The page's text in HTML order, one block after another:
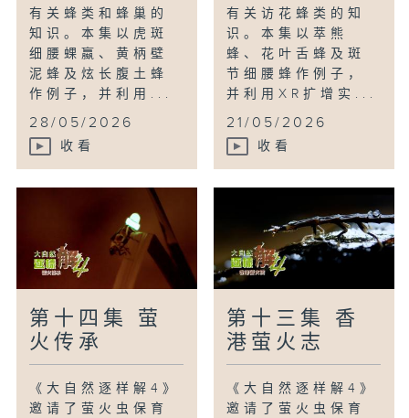
有关蜂类和蜂巢的
知识。本集以虎斑
细腰蜾蠃、黄柄壁
泥蜂及炫长腹土蜂
作例子，并利用...
28/05/2026
收看
有关访花蜂类的知
识。本集以萃熊
蜂、花叶舌蜂及斑
节细腰蜂作例子，
并利用XR扩增实...
21/05/2026
收看
第十四集 萤
火传承
《大自然逐样解4》
邀请了萤火虫保育
第十三集 香
港萤火志
《大自然逐样解4》
邀请了萤火虫保育